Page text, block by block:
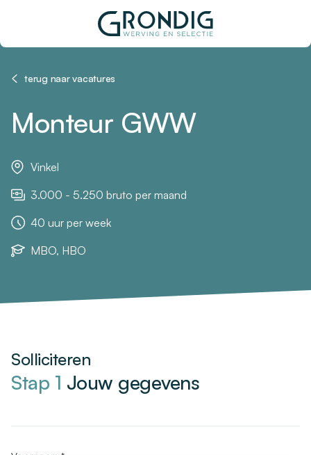
terug naar vacatures
Monteur GWW
Vinkel
3.000 - 5.250 bruto per maand
40 uur per week
MBO, HBO
Solliciteren
Stap 1 Jouw gegevens